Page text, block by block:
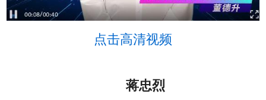
点击高清视频
蒋忠烈